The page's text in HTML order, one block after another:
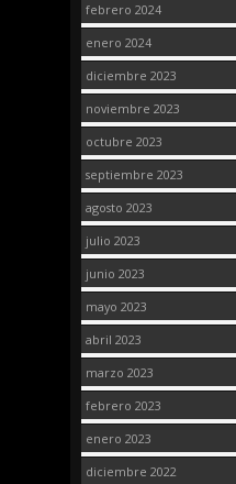
febrero 2024
enero 2024
diciembre 2023
noviembre 2023
octubre 2023
septiembre 2023
agosto 2023
julio 2023
junio 2023
mayo 2023
abril 2023
marzo 2023
febrero 2023
enero 2023
diciembre 2022